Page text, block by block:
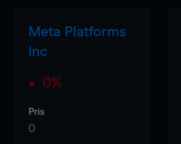
Meta Platforms
Inc
0%
Pris
0